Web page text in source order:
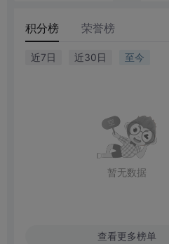
积分榜 荣誉榜
近7日 近30日 至今
暂无数据
查看更多榜单